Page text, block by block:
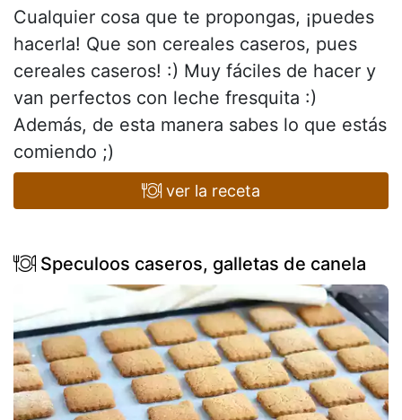
Cualquier cosa que te propongas, ¡puedes
hacerla! Que son cereales caseros, pues
cereales caseros! :) Muy fáciles de hacer y
van perfectos con leche fresquita :)
Además, de esta manera sabes lo que estás
comiendo ;)
ver la receta
Speculoos caseros, galletas de canela